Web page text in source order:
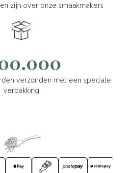
zijn over onze smaakmakers
verzonden met een speciale
verpakking